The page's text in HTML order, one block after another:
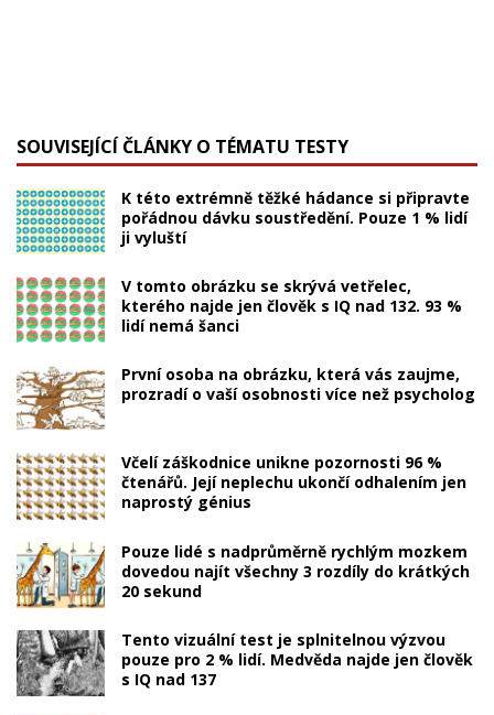
SOUVISEJÍCÍ ČLÁNKY O TÉMATU TESTY
K této extrémně těžké hádance si připravte
pořádnou dávku soustředění. Pouze 1 % lidí
ji vyluští
V tomto obrázku se skrývá vetřelec,
kterého najde jen člověk s IQ nad 132. 93 %
lidí nemá šanci
První osoba na obrázku, která vás zaujme,
prozradí o vaší osobnosti více než psycholog
Včelí záškodnice unikne pozornosti 96 %
čtenářů. Její neplechu ukončí odhalením jen
naprostý génius
Pouze lidé s nadprůměrně rychlým mozkem
dovedou najít všechny 3 rozdíly do krátkých
20 sekund
Tento vizuální test je splnitelnou výzvou
pouze pro 2 % lidí. Medvěda najde jen člověk
s IQ nad 137